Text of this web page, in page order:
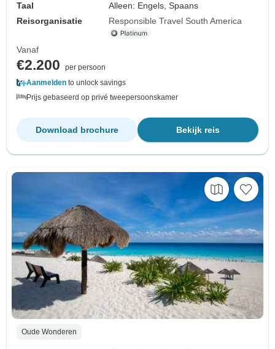
Taal
Alleen: Engels, Spaans
Reisorganisatie
Responsible Travel South America
Vanaf
€2.200
per persoon
Aanmelden to unlock savings
Prijs gebaseerd op privé tweepersoonskamer
Bekijk reis
Download brochure
Oude Wonderen